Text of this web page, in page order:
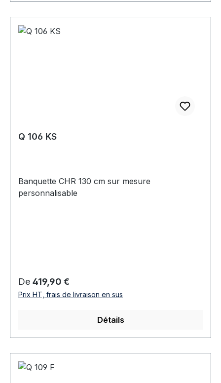
Q 106 KS
Banquette CHR 130 cm sur mesure
personnalisable
Prix régulier :
De 419,90 €
Prix HT, frais de livraison en sus
Détails